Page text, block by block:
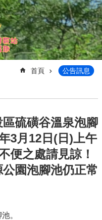
首頁 公告訊息
硫磺谷溫泉泡腳
3月12日(日)上午
便之處請見諒！
園泡腳池仍正常
。